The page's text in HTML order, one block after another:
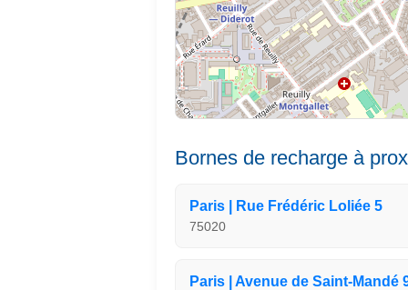
Bornes de recharge à
Paris | Rue Frédéric Loliée 5
75020
Paris | Avenue de Saint-Mandé